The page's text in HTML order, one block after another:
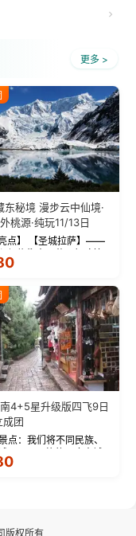
更多 >
东秘境 漫步云中仙境·
桃源·纯玩11/13日
亮点】 【圣城拉萨】——
与信仰去西藏，行吟拉
这座城与生俱来的与众
于一体的宏伟建筑，是
整的古代...
4+5星升级版四飞9日
成团
点：我们将不同民族、
、不同风格的三座古城
古城、丽江古城、香格
版权所有